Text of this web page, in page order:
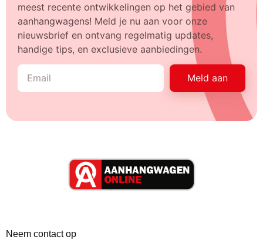
meest recente ontwikkelingen op het gebied van
aanhangwagens! Meld je nu aan voor onze
nieuwsbrief en ontvang regelmatig updates,
handige tips, en exclusieve aanbiedingen.
Meld aan
Neem contact op